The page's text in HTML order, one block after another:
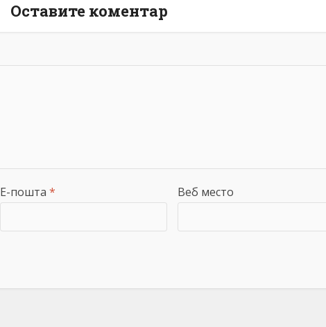
Оставите коментар
Е-пошта * Веб место